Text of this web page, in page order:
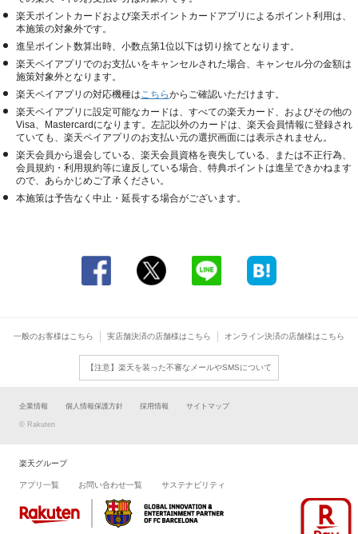
楽天ポイントカードおよび楽天ポイントカードアプリによるポイント利用は、
本施策の対象外です。
進呈ポイント数算出時、小数点第1位以下は切り捨てとなります。
楽天ペイアプリでのお支払いをキャンセルされた場合、キャンセル分の金額は
施策対象外となります。
楽天ペイアプリの対応機種はこちらからご確認いただけます。
楽天ペイアプリに設定可能なカードは、すべての楽天カード、およびその他の
Visa、Mastercardになります。左記以外のカードは、楽天会員情報に登録され
ていても、楽天ペイアプリのお支払い元の選択画面には表示されません。
楽天会員から退会している、楽天会員資格を喪失している、または不正行為、
会員規約・利用規約等に違反している場合、特典ポイントは進呈できかねます
ので、あらかじめご了承ください。
本施策は予告なく中止・延長する場合がございます。
一般のお客様はこちら 実店舗決済の店舗様はこちら オンライン決済の店舗様はこちら
【注意】楽天を装った不審なメールやSMSについて
© Rakuten
企業情報 個人情報保護方針 採用情報 サイトマップ
楽天グループ
アプリ一覧 お問い合わせ一覧 サステナビリティ